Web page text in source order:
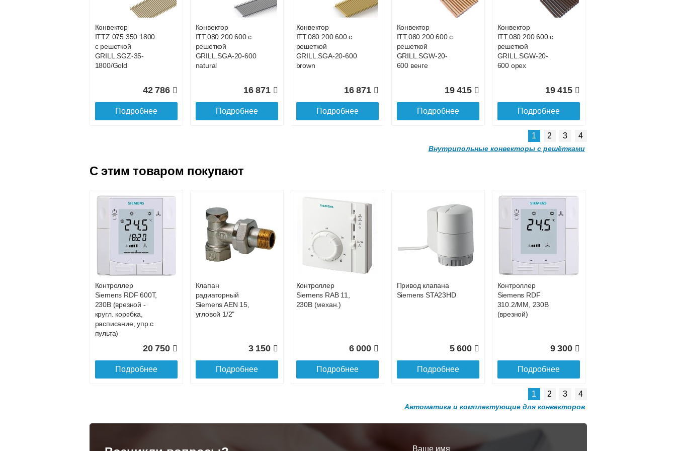
GRILL.SGWL-16-
25 101
Подробнее
GRILL.SGWL-16-
27 026
Подробнее
GRILL.SGWL-16-
29 122
GRILL.SGWL-16-
31 052
Подробнее
GRILL.SGWL-16-
32 963
Подробнее
с решеткой
GRILL.SGWL-16-
1600 орех.
34 891
Подробнее
Конвектор
GRILL.SGWL-16-
1700 орех.
36 818
Подробнее
с решеткой
GRILL.SGWL-16-
38 752
Подробнее
GRILL.SGWL-16-
40 681
Подробнее
с решеткой
GRILL.SGWL-16-
2000 орех.
42 755
Подробнее
Конвектор
ITTZ.075.350.1800
с решеткой
GRILL.SGZ-35-
1800/Gold
42 786
Подробнее
Конвектор
ITT.080.200.600 с
решеткой
GRILL.SGA-20-600
natural
16 871
Подробнее
Конвектор
ITT.080.200.600 с
решеткой
GRILL.SGA-20-600
brown
16 871
Подробнее
Конвектор
ITT.080.200.600 с
решеткой
GRILL.SGW-20-
600 венге
19 415
Подробнее
Конвектор
ITT.080.200.600 с
решеткой
GRILL.SGW-20-
600 орех
19 415
Подробнее
Конвектор
ITT.080.200.1200 с
решеткой
GRILL.SGA-20-
1200 natural
Подробнее
Конвектор
ITT.080.200.600 с
решеткой
GRILL.SGA-20-600
Подробнее
Конвектор
ITT.080.200.1200 с
решеткой
GRILL.SGA-20-
1200 brown
Подробнее
ITT.080.200.1200 с
решеткой
GRILL.SGW-20-
32 501
Конвектор
решеткой
GRILL.SGW-20-
1200 орех
Подробнее
Конвектор
Конвектор
Конвектор
ITT.080.200.1200 с
Конвектор
решеткой
Конвектор
1 2 3 4
Внутрипольные конвекторы с решётками
C этим товаром покупают
Контроллер
Siemens RDF 600Т,
230В (врезной -
кругл. коробка,
расписание, упр.с
пульта)
20 750
Подробнее
Клапан
радиаторный
Siemens AEN 15,
угловой 1/2"
3 150
Подробнее
Контроллер
Siemens RAB 11,
230В (механ.)
6 000
Подробнее
Привод клапана
Siemens STA23HD
5 600
Подробнее
Контроллер
Siemens RDF
310.2/MM, 230В
(врезной)
9 300
Подробнее
1 2 3 4
Автоматика и комплектующие для конвекторов
Ваше имя